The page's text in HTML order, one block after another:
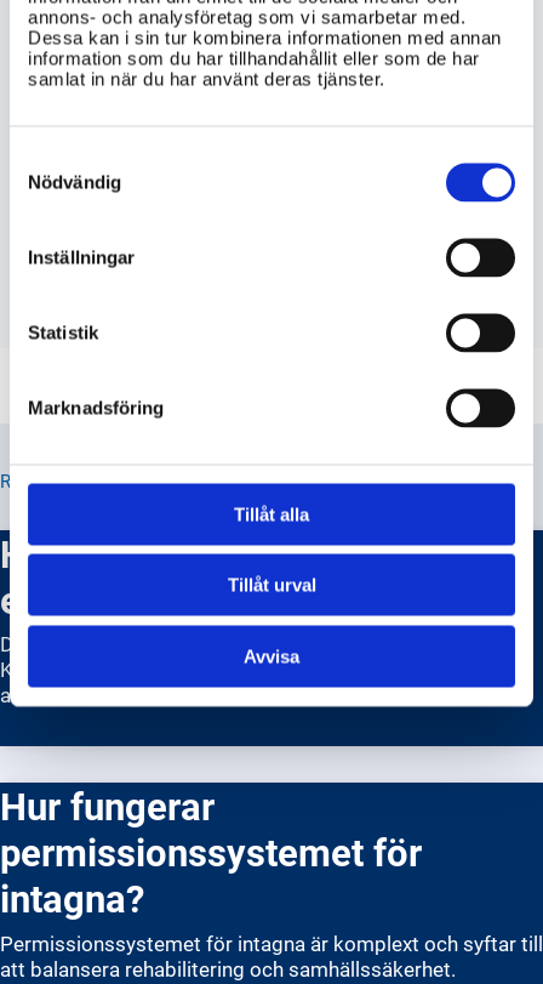
annons- och analysföretag som vi samarbetar med.
Dessa kan i sin tur kombinera informationen med annan
information som du har tillhandahållit eller som de har
samlat in när du har använt deras tjänster.
Selection
Nödvändig
Inställningar
Statistik
Marknadsföring
Tillåt alla
Tillåt urval
Avvisa
fängelse ut i Sverige? Vilka steg är
involverade och vilka myndigheter är
inblandade?
brott i Sverige?
personer som friges från fängelset i
RELATERADE TIPS
Hur ansöker jag om att besöka
en intagen?
Du kan ansöka om att besöka en intagen via
Kriminalvårdens hemsida eller genom att kontakta
anstalten direkt.
Hur fungerar
permissionssystemet för
intagna?
Permissionssystemet för intagna är komplext och syftar till
att balansera rehabilitering och samhällssäkerhet.